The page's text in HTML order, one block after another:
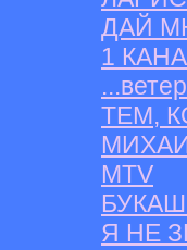
ДАЙ
1
ТЕМ,
MTV
Я НЕ